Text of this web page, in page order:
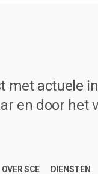
met actuele
en door het
OVER SCE DIENSTEN